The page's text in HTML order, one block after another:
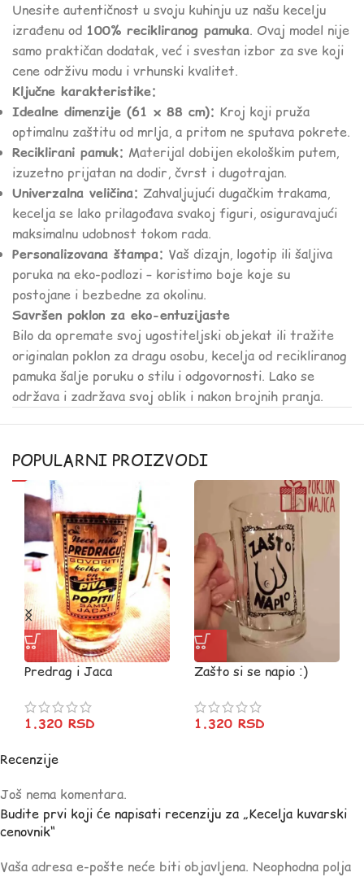
Unesite autentičnost u svoju kuhinju uz našu kecelju
izrađenu od 100% recikliranog pamuka. Ovaj model nije
samo praktičan dodatak, već i svestan izbor za sve koji
cene održivu modu i vrhunski kvalitet.
Ključne karakteristike:
Idealne dimenzije (61 x 88 cm): Kroj koji pruža
optimalnu zaštitu od mrlja, a pritom ne sputava pokrete.
Reciklirani pamuk: Materijal dobijen ekološkim putem,
izuzetno prijatan na dodir, čvrst i dugotrajan.
Univerzalna veličina: Zahvaljujući dugačkim trakama,
kecelja se lako prilagođava svakoj figuri, osiguravajući
maksimalnu udobnost tokom rada.
Personalizovana štampa: Vaš dizajn, logotip ili šaljiva
poruka na eko-podlozi – koristimo boje koje su
postojane i bezbedne za okolinu.
Savršen poklon za eko-entuzijaste
Bilo da opremate svoj ugostiteljski objekat ili tražite
originalan poklon za dragu osobu, kecelja od recikliranog
pamuka šalje poruku o stilu i odgovornosti. Lako se
održava i zadržava svoj oblik i nakon brojnih pranja.
POPULARNI PROIZVODI
Predrag i Jaca
1.320 RSD
Zašto si se napio :)
1.320 RSD
Recenzije
Još nema komentara.
Budite prvi koji će napisati recenziju za „Kecelja kuvarski
cenovnik“
Vaša adresa e-pošte neće biti objavljena. Neophodna polja